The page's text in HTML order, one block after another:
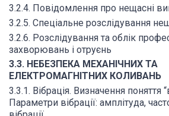
3.2.4. Повідомлення про нещасні
3.2.5. Спеціальне розслідування
3.2.6. Розслідування та облік
захворювань і отруєнь
3.3. НЕБЕЗПЕКА МЕХАНІЧНИХ ТА
ЕЛЕКТРОМАГНІТНИХ КОЛИВАНЬ
3.3.1. Вібрація. Визначення поняття
Параметри вібрації: амплітуда,